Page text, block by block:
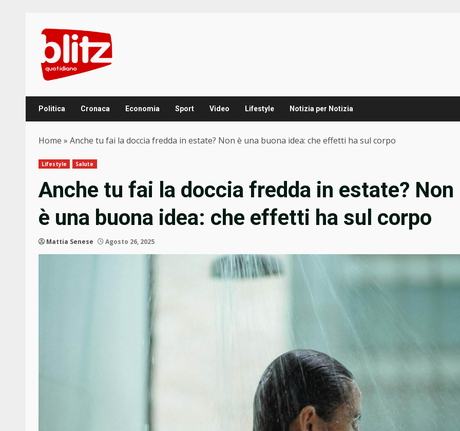
content
Politica Cronaca Economia Sport Video Lifestyle Notizia per Notizia
Home » Anche tu fai la doccia fredda in estate? Non è una buona idea: che effetti ha sul corpo
Lifestyle Salute
Anche tu fai la doccia fredda in estate? Non
è una buona idea: che effetti ha sul corpo
Mattia Senese Agosto 26, 2025